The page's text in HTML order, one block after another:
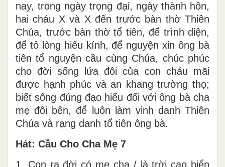
nay, trong ngày trọng đại, ngày thành hôn,
hai cháu X và X đến trước bàn thờ Thiên
Chúa, trước bàn thờ tổ tiên, để trình diện,
để tỏ lòng hiếu kính, để nguyện xin ông bà
tiên tổ nguyện cầu cùng Chúa, chúc phúc
cho đời sống lứa đôi của con cháu mãi
được hạnh phúc và an khang trường thọ;
biết sống đúng đạo hiếu đối với ông bà cha
mẹ đôi bên, để luôn làm vinh danh Thiên
Chúa và rạng danh tổ tiên ông bà.
Hát: Cầu Cho Cha Mẹ 7
1. Con ra đời có mẹ cha / là trời cao biển